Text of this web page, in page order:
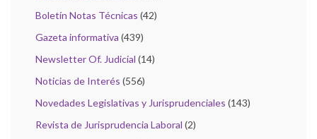
Boletín Notas Técnicas (42)
Gazeta informativa (439)
Newsletter Of. Judicial (14)
Noticias de Interés (556)
Novedades Legislativas y Jurisprudenciales (143)
Revista de Jurisprudencia Laboral (2)